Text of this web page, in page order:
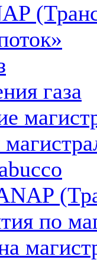
газа
по